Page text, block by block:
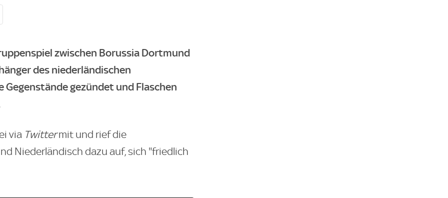
zwischen Borussia Dortmund
des niederländischen
gezündet und Flaschen
via Twittermit und rief die
Niederländisch dazu auf, sich "friedlich